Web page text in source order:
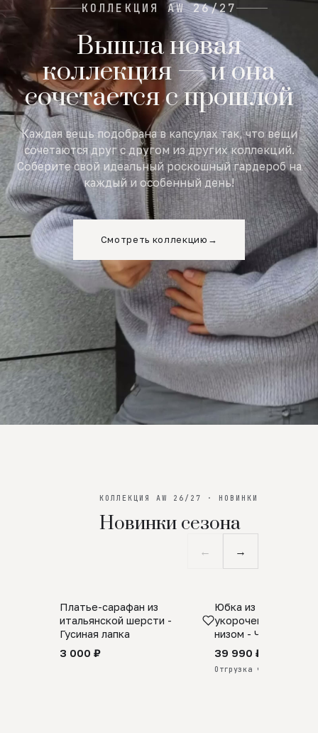
КОЛЛЕКЦИЯ AW 26/27
Вышла новая
коллекция — и она
сочетается с прошлой
Каждая вещь подобрана в капсулах так, что вещи
сочетаются друг с другом из других коллекций.
Соберите свой идеальный роскошный гардероб на
каждый и особенный день!
Смотреть коллекцию →
КОЛЛЕКЦИЯ AW 26/27 · НОВИНКИ
Новинки сезона
← →
SALE
Платье-сарафан из
итальянской шерсти -
Гусиная лапка
3 000 ₽
ПРЕДЗАКАЗ
Юбка из
укороченная с
низом - Черный
39 990 ₽
Отгрузка через 25 дней